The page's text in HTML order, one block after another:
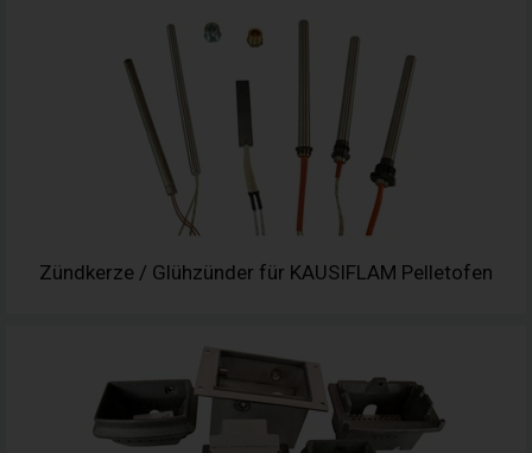
Zündkerze / Glühzünder für KAUSIFLAM Pelletofen